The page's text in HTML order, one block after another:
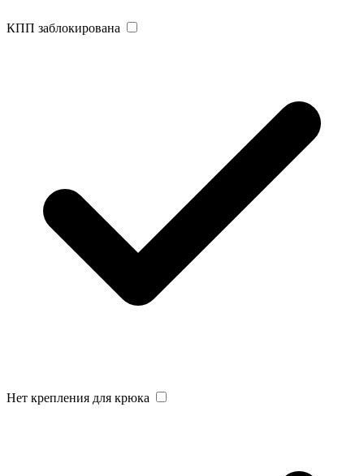
КПП заблокирована
Нет крепления для крюка